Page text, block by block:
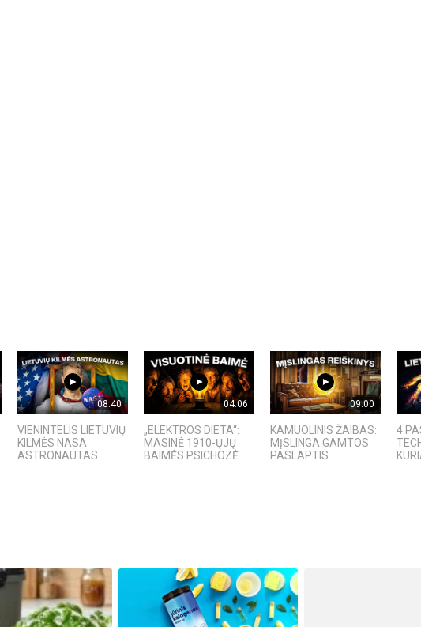
08:40
VIENINTELIS LIETUVIŲ
KILMĖS NASA
ASTRONAUTAS
04:06
„ELEKTROS DIETA“:
MASINĖ 1910-ŲJŲ
BAIMĖS PSICHOZĖ
09:00
KAMUOLINIS ŽAIBAS:
MĮSLINGA GAMTOS
PASLAPTIS
4